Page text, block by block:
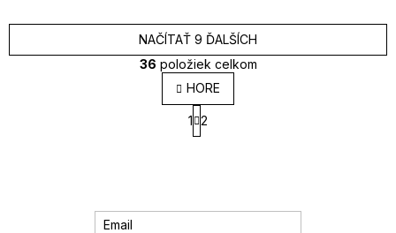
O
v
l
á
NAČÍTAŤ 9 ĎALŠÍCH
S
t
r
v
1 2
36 položiek celkom
HORE
Email